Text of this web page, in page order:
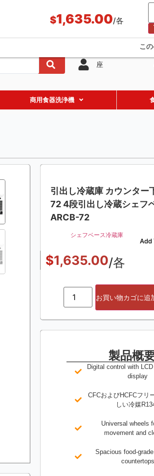
ブログ について
座
商用食器洗浄機
引出し冷蔵庫 カウンタ
72 4段引出し冷蔵シェフ
ARCB-72
シェフベース冷蔵庫
Add
$1,635.00/各
お買い物カゴに追
製品概
Digital control with
display
CFCおよびHCFCフリ
しい冷媒
Universal wheels
movement and
Spacious food-
countertops
$1,635.00/各
こ